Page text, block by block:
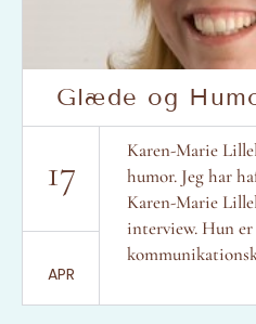
Glæde og
17
APR
Karen-Marie
humor. Jeg har
Karen-Marie
interview. Hun er